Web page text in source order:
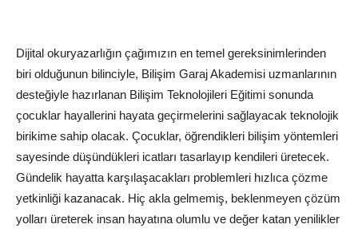
Dijital okuryazarlığın çağımızın en temel gereksinimlerinden
biri olduğunun bilinciyle, Bilişim Garaj Akademisi uzmanlarının
desteğiyle hazırlanan Bilişim Teknolojileri Eğitimi sonunda
çocuklar hayallerini hayata geçirmelerini sağlayacak teknolojik
birikime sahip olacak. Çocuklar, öğrendikleri bilişim yöntemleri
sayesinde düşündükleri icatları tasarlayıp kendileri üretecek.
Gündelik hayatta karşılaşacakları problemleri hızlıca çözme
yetkinliği kazanacak. Hiç akla gelmemiş, beklenmeyen çözüm
yolları üreterek insan hayatına olumlu ve değer katan yenilikler